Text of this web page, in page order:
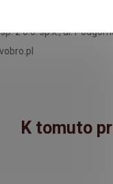
z o.o. sp.k., ul.
K tomuto